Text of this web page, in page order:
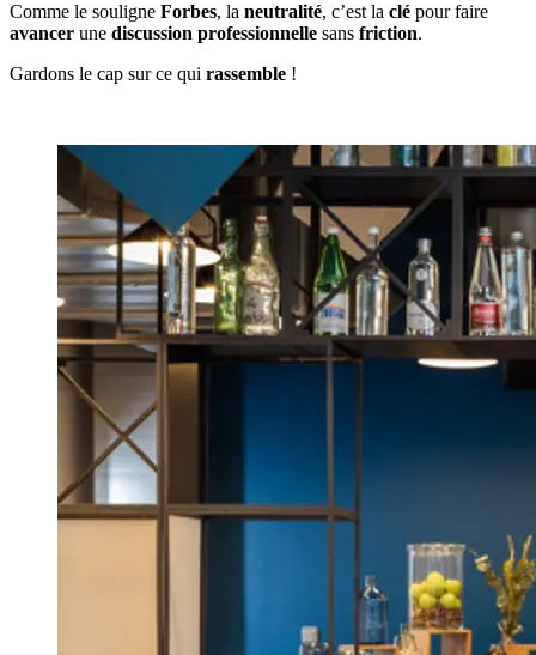
Comme le souligne Forbes, la neutralité, c’est la clé pour faire
avancer une discussion professionnelle sans friction.
Gardons le cap sur ce qui rassemble !